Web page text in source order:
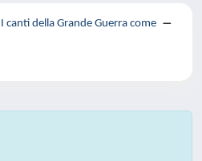
canti della Grande Guerra come